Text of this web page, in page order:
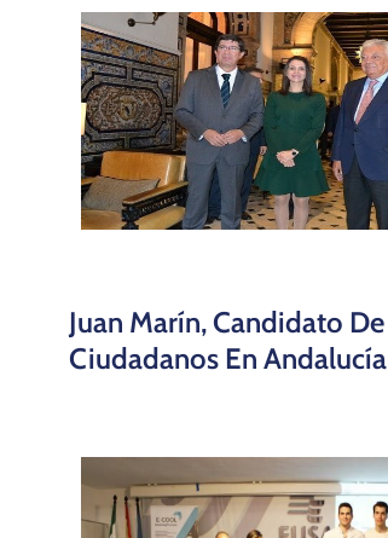
Juan Marín, Candidato De
Ciudadanos En Andalucía